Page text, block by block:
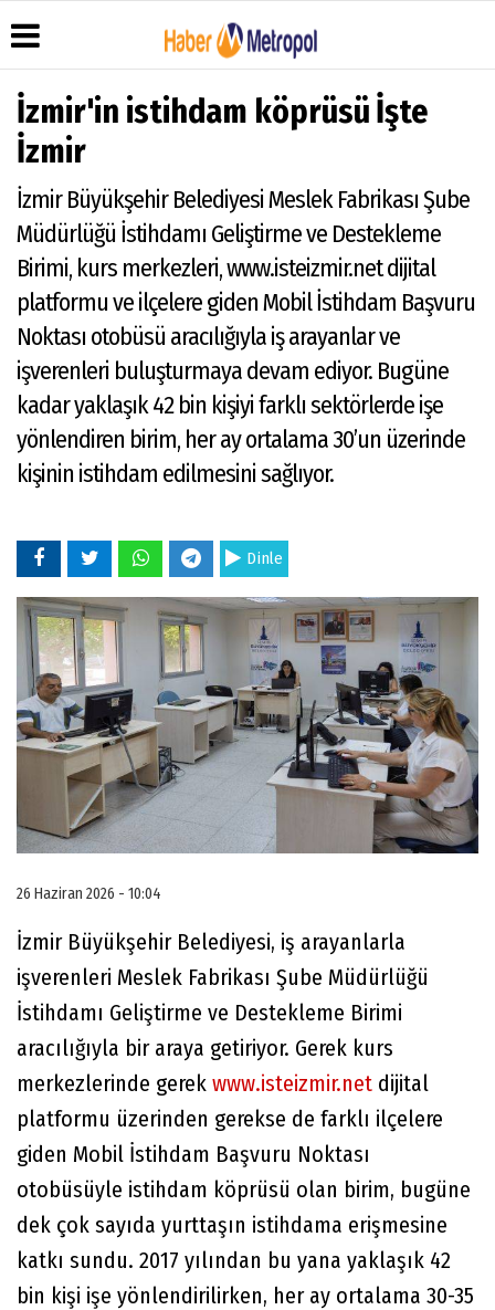
Haber
Arşivi
Gazete
Arşivi
Durumu
Anketler
Yazarları
Video
Foto
Galeri
İletişim
Çerez
Politikası
Gizlilik
İlkeleri
İzmir'in istihdam köprüsü İşte
İzmir
İzmir Büyükşehir Belediyesi Meslek Fabrikası Şube
Müdürlüğü İstihdamı Geliştirme ve Destekleme
Birimi, kurs merkezleri, www.isteizmir.net dijital
platformu ve ilçelere giden Mobil İstihdam Başvuru
Noktası otobüsü aracılığıyla iş arayanlar ve
işverenleri buluşturmaya devam ediyor. Bugüne
kadar yaklaşık 42 bin kişiyi farklı sektörlerde işe
yönlendiren birim, her ay ortalama 30’un üzerinde
kişinin istihdam edilmesini sağlıyor.
Dinle
26 Haziran 2026 - 10:04
İzmir Büyükşehir Belediyesi, iş arayanlarla
işverenleri Meslek Fabrikası Şube Müdürlüğü
İstihdamı Geliştirme ve Destekleme Birimi
aracılığıyla bir araya getiriyor. Gerek kurs
merkezlerinde gerek www.isteizmir.net dijital
platformu üzerinden gerekse de farklı ilçelere
giden Mobil İstihdam Başvuru Noktası
otobüsüyle istihdam köprüsü olan birim, bugüne
dek çok sayıda yurttaşın istihdama erişmesine
katkı sundu. 2017 yılından bu yana yaklaşık 42
bin kişi işe yönlendirilirken, her ay ortalama 30-35